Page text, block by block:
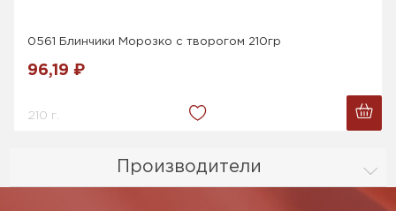
Производители
0561 Блинчики Морозко с творогом 210гр
96,19 ₽
210 г.